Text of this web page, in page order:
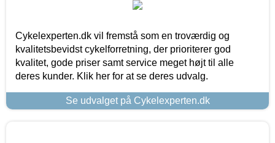
Cykelexperten.dk vil fremstå som en troværdig og
kvalitetsbevidst cykelforretning, der prioriterer god
kvalitet, gode priser samt service meget højt til alle
deres kunder. Klik her for at se deres udvalg.
Se udvalget på Cykelexperten.dk